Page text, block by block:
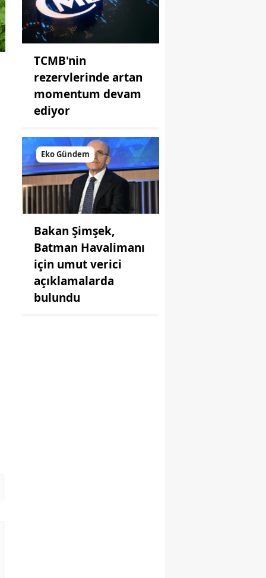
TCMB'nin
rezervlerinde artan
momentum devam
ediyor
Eko Gündem
Bakan Şimşek,
Batman Havalimanı
için umut verici
açıklamalarda
bulundu